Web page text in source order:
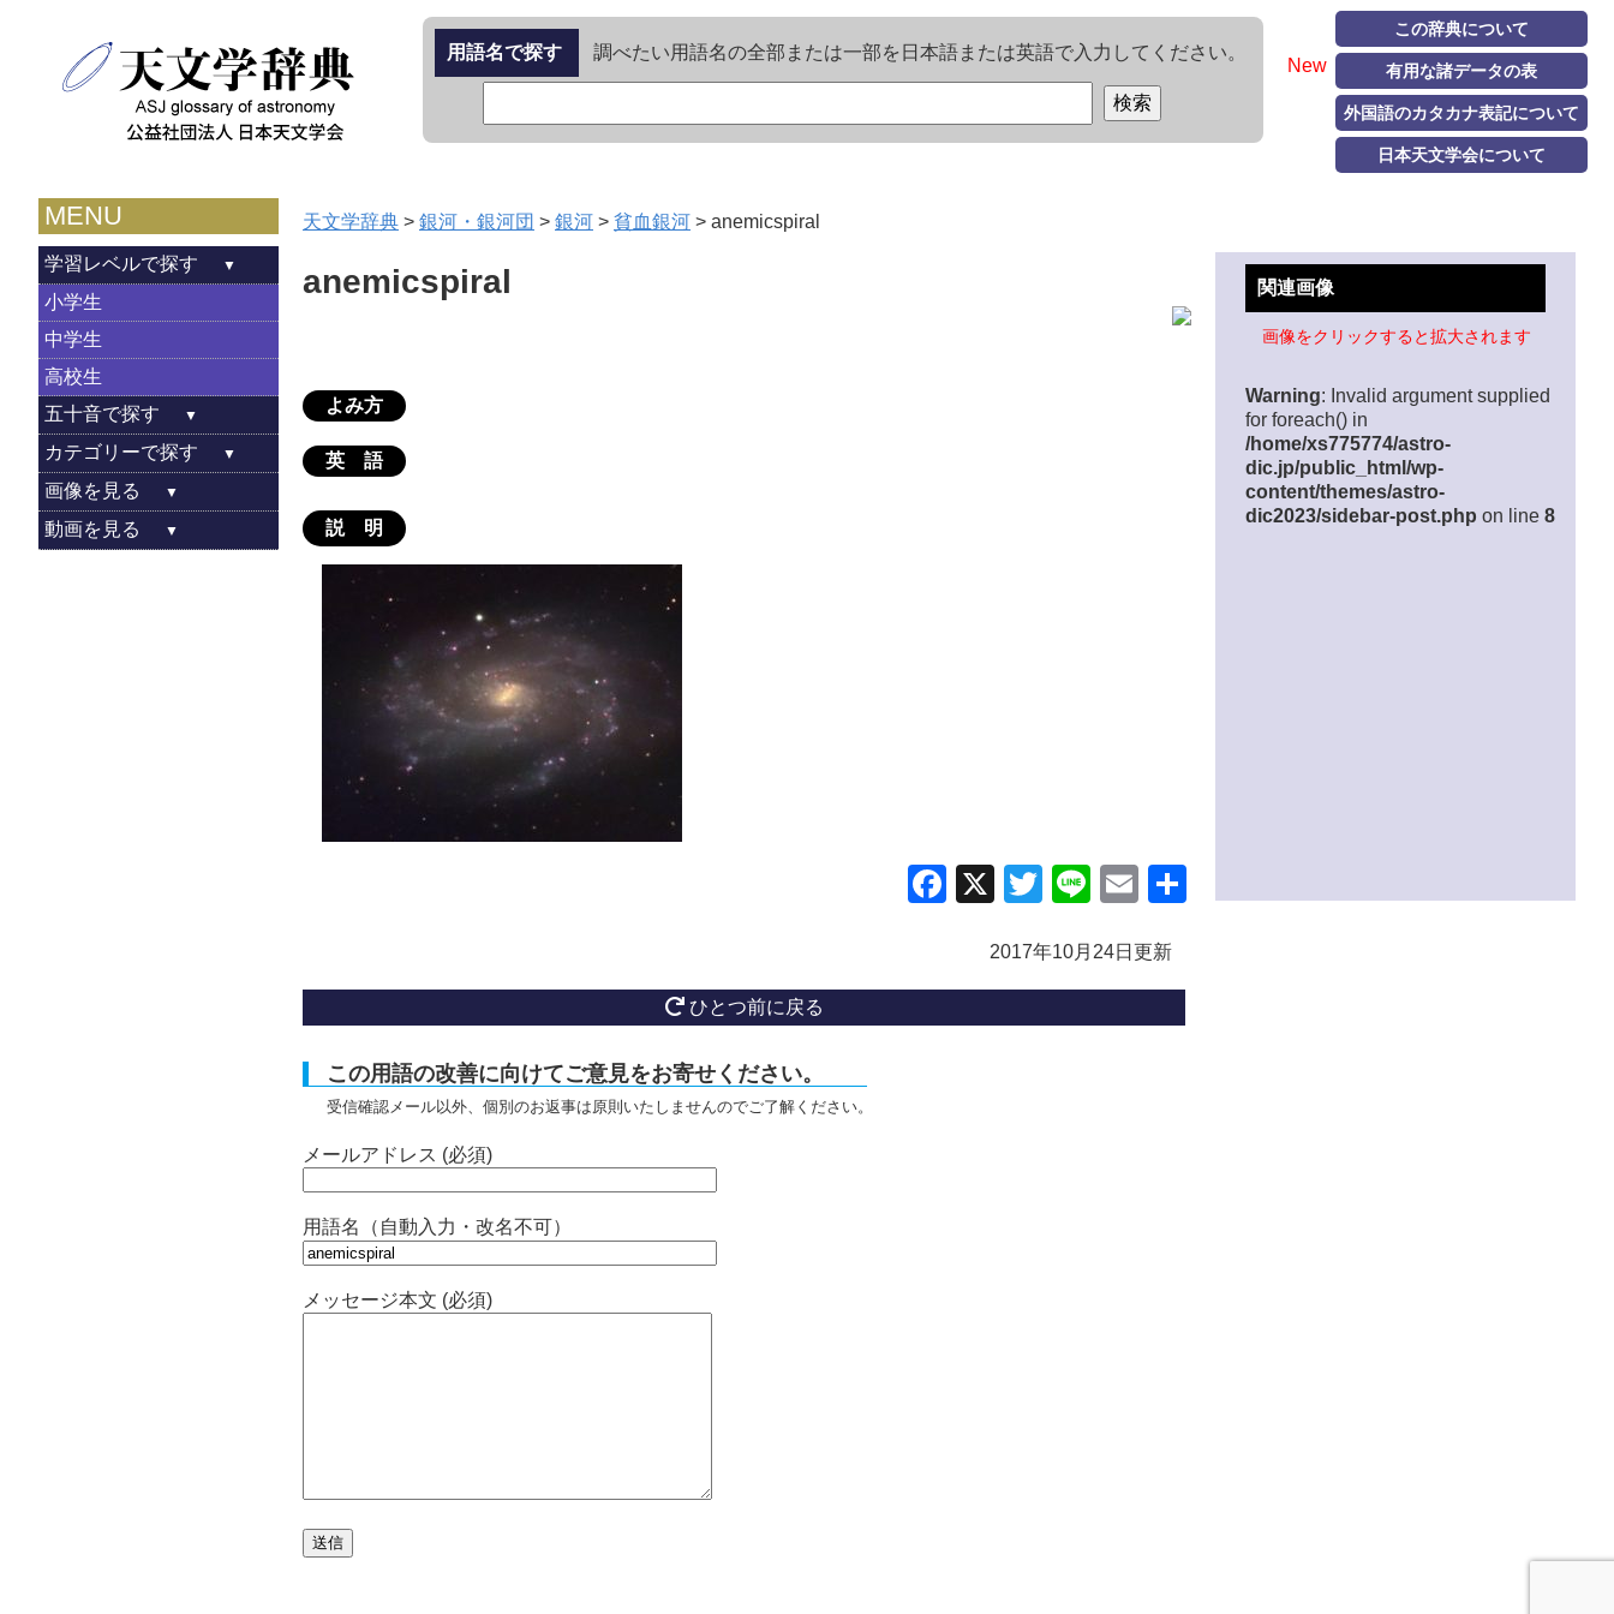
New
この辞典について
有用な諸データの表
外国語のカタカナ表記について
日本天文学会について
用語名で探す 調べたい用語名の全部または一部を日本語または英語で入力してください。
MENU
学習レベルで探す
小学生
中学生
高校生
五十音で探す
カテゴリーで探す
画像を見る
動画を見る
天文学辞典 > 銀河・銀河団 > 銀河 > 貧血銀河 > anemicspiral
anemicspiral
よみ方
英 語
説 明
Facebook
X TwitterLineEmail
2017年10月24日更新
ひとつ前に戻る
この用語の改善に向けてご意見をお寄せください。
受信確認メール以外、個別のお返事は原則いたしませんのでご了解ください。
メールアドレス (必須)
用語名（自動入力・改名不可）
メッセージ本文 (必須)
関連画像
画像をクリックすると拡大されます
Warning: Invalid argument supplied
for foreach() in
/home/xs775774/astro-
dic.jp/public_html/wp-
content/themes/astro-
dic2023/sidebar-post.php on line 8